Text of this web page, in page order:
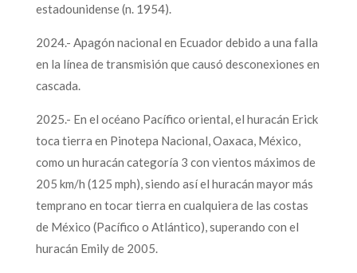
estadounidense (n. 1954).
2024.- Apagón nacional en Ecuador debido a una falla
en la línea de transmisión que causó desconexiones en
cascada.
2025.- En el océano Pacífico oriental, el huracán Erick
toca tierra en Pinotepa Nacional, Oaxaca, México,
como un huracán categoría 3 con vientos máximos de
205 km/h (125 mph), siendo así el huracán mayor más
temprano en tocar tierra en cualquiera de las costas
de México (Pacífico o Atlántico), superando con el
huracán Emily de 2005.